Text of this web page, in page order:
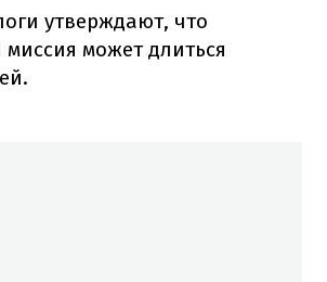
утверждают, что
миссия может длиться